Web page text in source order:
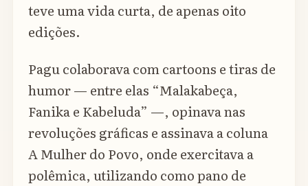
teve uma vida curta, de apenas oito
edições.
Pagu colaborava com cartoons e tiras de
humor — entre elas “Malakabeça,
Fanika e Kabeluda” —, opinava nas
revoluções gráficas e assinava a coluna
A Mulher do Povo, onde exercitava a
polêmica, utilizando como pano de